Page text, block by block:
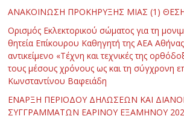
ΑΝΑΚΟΙΝΩΣΗ ΠΡΟΚΗΡΥΞΗΣ ΜΙΑΣ (1)
Ορισμός Εκλεκτορικού σώματος για τη
θητεία Επίκουρου Καθηγητή της ΑΕΑ
αντικείμενο «Τέχνη και τεχνικές της
τους μέσους χρόνους ως και τη σύγχρονη
Κωνσταντίνου Βαφειάδη
ΕΝΑΡΞΗ ΠΕΡΙΟΔΟΥ ΔΗΛΩΣΕΩΝ ΚΑΙ
ΣΥΓΓΡΑΜΜΑΤΩΝ ΕΑΡΙΝΟΥ ΕΞΑΜΗΝΟΥ